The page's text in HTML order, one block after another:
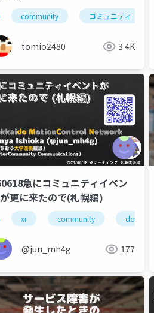
community コミュニティ
tomio2480 3.4K
急にコミュニティイベン
更に来たので(札幌編)
xr community domcn
@jun_mh4g 177